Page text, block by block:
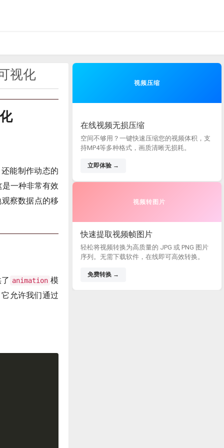
视化
能制作动态的
一种非常有效
察数据点的移
animation 模
允许我们通过
视频压缩
在线视频无损压缩
空间不够用？一键快速压缩您的视频体积，支
持MP4等多种格式，画质清晰无损耗。
立即体验 →
视频转图片
快速提取视频帧图片
轻松将视频转换为高质量的 JPG 或 PNG 图片
序列。无需下载软件，在线即可高效转换。
免费转换 →